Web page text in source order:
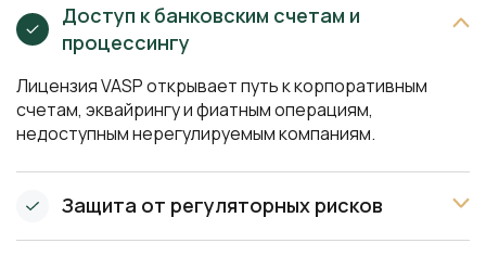
Доступ к банковским счетам и
процессингу
Лицензия VASP открывает путь к корпоративным
счетам, эквайрингу и фиатным операциям,
недоступным нерегулируемым компаниям.
Защита от регуляторных рисков